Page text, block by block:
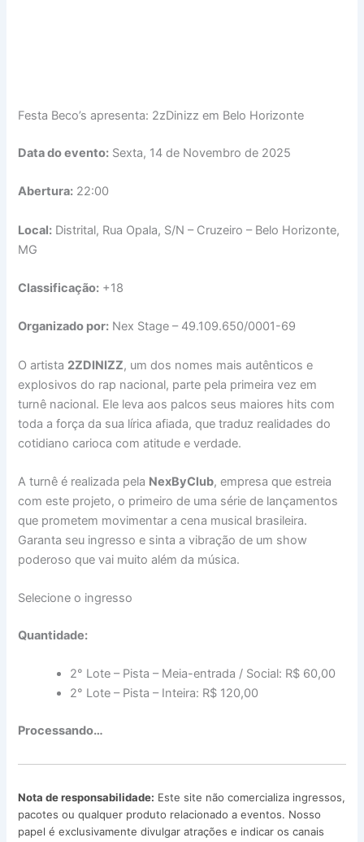
Festa Beco’s apresenta: 2zDinizz em Belo Horizonte
Data do evento: Sexta, 14 de Novembro de 2025
Abertura: 22:00
Local: Distrital, Rua Opala, S/N – Cruzeiro – Belo Horizonte,
MG
Classificação: +18
Organizado por: Nex Stage – 49.109.650/0001-69
O artista 2ZDINIZZ, um dos nomes mais autênticos e
explosivos do rap nacional, parte pela primeira vez em
turnê nacional. Ele leva aos palcos seus maiores hits com
toda a força da sua lírica afiada, que traduz realidades do
cotidiano carioca com atitude e verdade.
A turnê é realizada pela NexByClub, empresa que estreia
com este projeto, o primeiro de uma série de lançamentos
que prometem movimentar a cena musical brasileira.
Garanta seu ingresso e sinta a vibração de um show
poderoso que vai muito além da música.
Selecione o ingresso
Quantidade:
2° Lote – Pista – Meia-entrada / Social: R$ 60,00
2° Lote – Pista – Inteira: R$ 120,00
Processando…
Nota de responsabilidade: Este site não comercializa ingressos,
pacotes ou qualquer produto relacionado a eventos. Nosso
papel é exclusivamente divulgar atrações e indicar os canais